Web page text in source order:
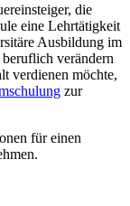
die
eine Lehrtätigkeit
Ausbildung im
verändern
verdienen möchte,
zur
für einen